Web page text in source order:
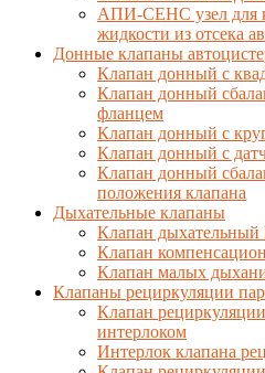
АПИ-СЕНС узел для
жидкости из отсека
Донные клапаны
Клапан донный с
Клапан донный
фланцем
Клапан донный с
Клапан донный с
Клапан донный
положения клапана
Дыхательные клапаны
Клапан дыхательный
Клапан
Клапан малых
Клапаны рециркуляции
Клапан
интерлоком
Интерлок клапана